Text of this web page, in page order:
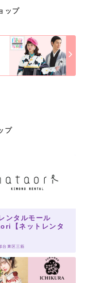
ップ
プ
ンタルモール
【ネットレンタ
台東区三筋